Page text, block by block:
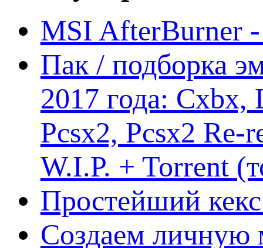
MSI AfterBurner
Пак / подборка
2017 года:
Pcsx2, Pcsx2
W.I.P. + Torrent
Простейший кекс
Создаем личную